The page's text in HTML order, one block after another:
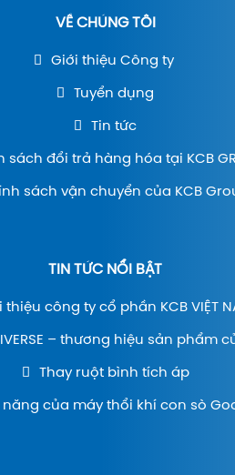
VỀ CHÚNG TÔI
Giới thiệu Công ty
Tuyển dụng
Tin tức
sách đổi trả hàng hóa tại KCB
sách vận chuyển của KCB
TIN TỨC NỔI BẬT
thiệu công ty cổ phần KCB VIỆT
– thương hiệu sản phẩm
Thay ruột bình tích áp
năng của máy thổi khí con sò